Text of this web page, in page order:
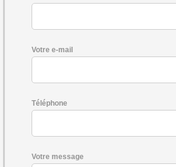
Votre e-mail
Téléphone
Votre message